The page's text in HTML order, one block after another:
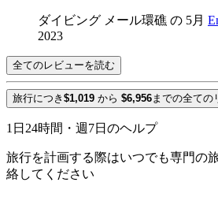
ダイビング メール環礁 の 5月
2023
全てのレビューを読む
旅行につき $1,019 から $6,956 までの全ての
1日24時間・週7日のヘルプ
旅行を計画する際はいつでも専門の
絡してください